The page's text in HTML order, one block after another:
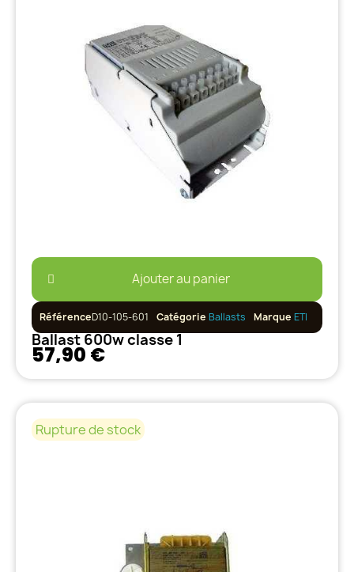
Ajouter au panier
RéférenceD10-105-601 Catégorie Ballasts Marque ETI
Ballast 600w classe 1
57,90 €
Rupture de stock